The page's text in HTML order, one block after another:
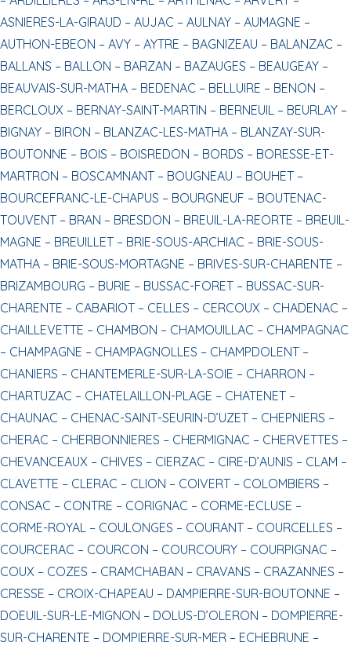
ASNIERES-LA-GIRAUD – AUJAC – AULNAY – AUMAGNE –
AUTHON-EBEON – AVY – AYTRE – BAGNIZEAU – BALANZAC –
BALLANS – BALLON – BARZAN – BAZAUGES – BEAUGEAY –
BEAUVAIS-SUR-MATHA – BEDENAC – BELLUIRE – BENON –
BERCLOUX – BERNAY-SAINT-MARTIN – BERNEUIL – BEURLAY –
BIGNAY – BIRON – BLANZAC-LES-MATHA – BLANZAY-SUR-
BOUTONNE – BOIS – BOISREDON – BORDS – BORESSE-ET-
MARTRON – BOSCAMNANT – BOUGNEAU – BOUHET –
BOURCEFRANC-LE-CHAPUS – BOURGNEUF – BOUTENAC-
TOUVENT – BRAN – BRESDON – BREUIL-LA-REORTE – BREUIL-
MAGNE – BREUILLET – BRIE-SOUS-ARCHIAC – BRIE-SOUS-
MATHA – BRIE-SOUS-MORTAGNE – BRIVES-SUR-CHARENTE –
BRIZAMBOURG – BURIE – BUSSAC-FORET – BUSSAC-SUR-
CHARENTE – CABARIOT – CELLES – CERCOUX – CHADENAC –
CHAILLEVETTE – CHAMBON – CHAMOUILLAC – CHAMPAGNAC
– CHAMPAGNE – CHAMPAGNOLLES – CHAMPDOLENT –
CHANIERS – CHANTEMERLE-SUR-LA-SOIE – CHARRON –
CHARTUZAC – CHATELAILLON-PLAGE – CHATENET –
CHAUNAC – CHENAC-SAINT-SEURIN-D’UZET – CHEPNIERS –
CHERAC – CHERBONNIERES – CHERMIGNAC – CHERVETTES –
CHEVANCEAUX – CHIVES – CIERZAC – CIRE-D’AUNIS – CLAM –
CLAVETTE – CLERAC – CLION – COIVERT – COLOMBIERS –
CONSAC – CONTRE – CORIGNAC – CORME-ECLUSE –
CORME-ROYAL – COULONGES – COURANT – COURCELLES –
COURCERAC – COURCON – COURCOURY – COURPIGNAC –
COUX – COZES – CRAMCHABAN – CRAVANS – CRAZANNES –
CRESSE – CROIX-CHAPEAU – DAMPIERRE-SUR-BOUTONNE –
DOEUIL-SUR-LE-MIGNON – DOLUS-D’OLERON – DOMPIERRE-
SUR-CHARENTE – DOMPIERRE-SUR-MER – ECHEBRUNE –